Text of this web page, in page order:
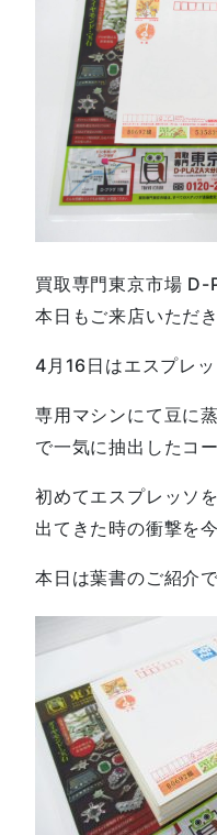
買取専門東京市場 D-
本日もご来店いただ
4月16日はエスプレッ
専用マシンにて豆に
で一気に抽出したコ
初めてエスプレッソ
出てきた時の衝撃を
本日は葉書のご紹介で